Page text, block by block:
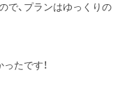
で、プランはゆっくりの
たです！